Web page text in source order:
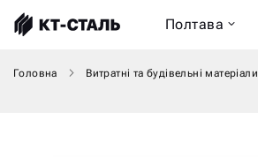
Полтава
Головна Витратні та будівельні матеріали